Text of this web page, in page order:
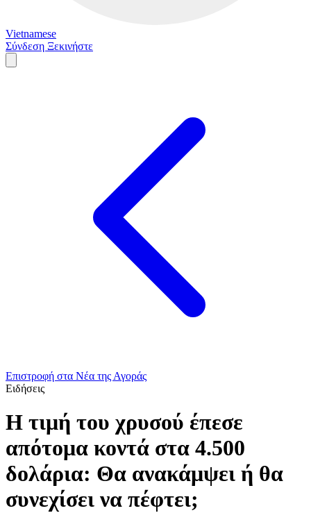
Vietnamese
Σύνδεση Ξεκινήστε
Επιστροφή στα Νέα της Αγοράς
Ειδήσεις
Η τιμή του χρυσού έπεσε
απότομα κοντά στα 4.500
δολάρια: Θα ανακάμψει ή θα
συνεχίσει να πέφτει;